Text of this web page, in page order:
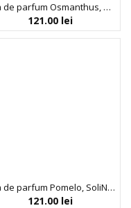
Apa de parfum Osmanthus, SoliNotes, 50 ml
121.00 lei
Apa de parfum Pomelo, SoliNotes, 50 ml
121.00 lei